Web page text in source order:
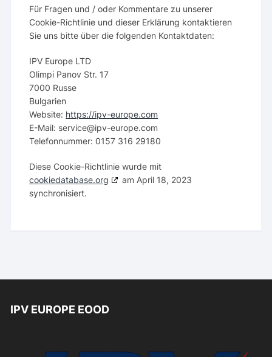
Für Fragen und / oder Kommentare zu unserer
Cookie-Richtlinie und dieser Erklärung kontaktieren
Sie uns bitte über die folgenden Kontaktdaten:
IPV Europe LTD
Olimpi Panov Str. 17
7000 Russe
Bulgarien
Website: https://ipv-europe.com
E-Mail: service@ipv-europe.com
Telefonnummer: 0157 316 29180
Diese Cookie-Richtlinie wurde mit
cookiedatabase.org
am April 18, 2023
synchronisiert.
IPV EUROPE EOOD